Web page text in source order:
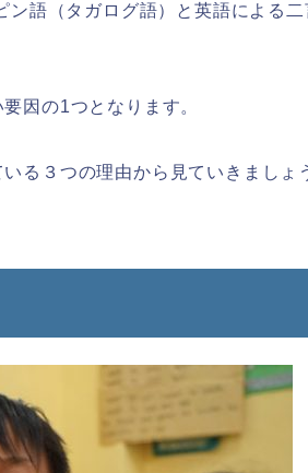
語（タガログ語）と英語による二
因の1つとなります。
る３つの理由から見ていきましょ